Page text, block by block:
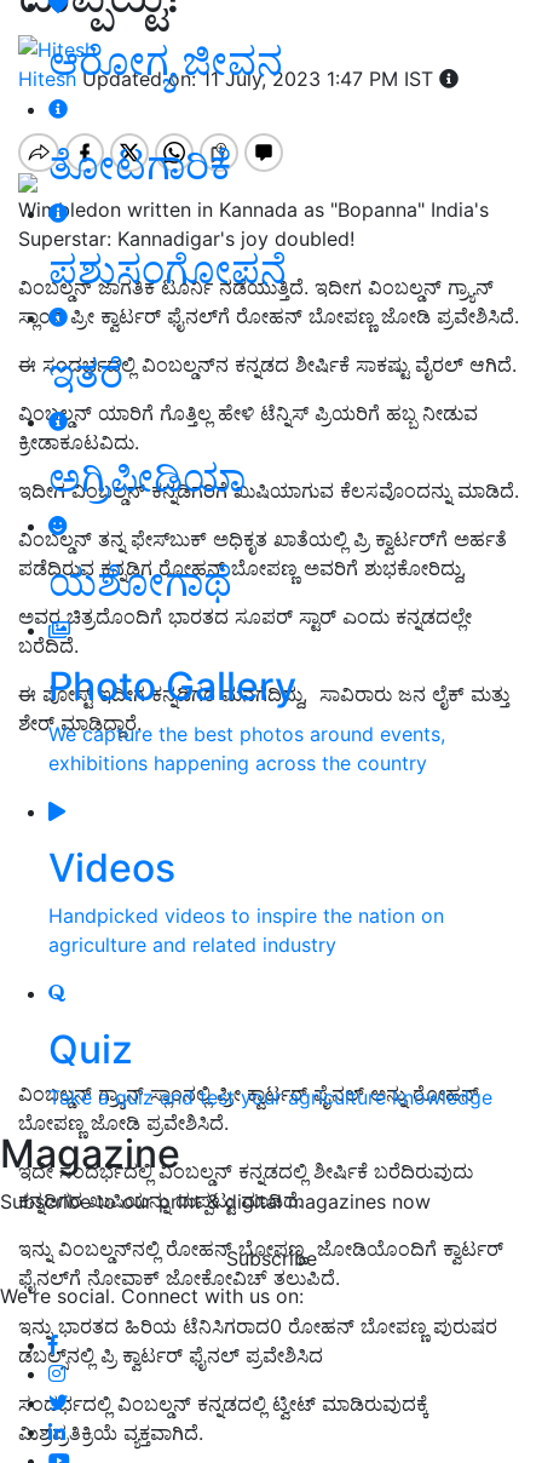
ಆರೋಗ್ಯ ಜೀವನ
ತೋಟಗಾರಿಕೆ
ಪಶುಸಂಗೋಪನೆ
ಇತರೆ
ಅಗ್ರಿಪೀಡಿಯಾ
ಯಶೋಗಾಥೆ
Photo Gallery
We capture the best photos around events,
exhibitions happening across the country
Videos
Handpicked videos to inspire the nation on
agriculture and related industry
Quiz
Take a quiz and test your agriculture knowledge
Magazine
Subscribe to our print & digital magazines now
Subscribe
We're social. Connect with us on:
Hitesh Updated on: 11 July, 2023 1:47 PM IST
Wimbledon written in Kannada as "Bopanna" India's
Superstar: Kannadigar's joy doubled!
ವಿಂಬಲ್ಡನ್‌ ಜಾಗತಿಕ ಟೂರ್ನಿ ನಡೆಯುತ್ತಿದೆ. ಇದೀಗ ವಿಂಬಲ್ಡನ್ ಗ್ರ್ಯಾನ್‌
ಸ್ಲಾಂನ ಪ್ರೀ ಕ್ವಾರ್ಟರ್ ಫೈನಲ್‌ಗೆ ರೋಹನ್ ಬೋಪಣ್ಣ ಜೋಡಿ ಪ್ರವೇಶಿಸಿದೆ.
ಈ ಸಂದರ್ಭದಲ್ಲಿ ವಿಂಬಲ್ಡನ್‌ನ ಕನ್ನಡದ ಶೀರ್ಷಿಕೆ ಸಾಕಷ್ಟು ವೈರಲ್‌ ಆಗಿದೆ.
ವಿಂಬಲ್ಡನ್‌ ಯಾರಿಗೆ ಗೊತ್ತಿಲ್ಲ ಹೇಳಿ ಟೆನ್ನಿಸ್‌ ಪ್ರಿಯರಿಗೆ ಹಬ್ಬ ನೀಡುವ
ಕ್ರೀಡಾಕೂಟವಿದು.
ಇದೀಗ ವಿಂಬಲ್ಡನ್‌ ಕನ್ನಡಿಗರಿಗೆ ಖುಷಿಯಾಗುವ ಕೆಲಸವೊಂದನ್ನು ಮಾಡಿದೆ.
ವಿಂಬಲ್ಡನ್‌ ತನ್ನ ಫೇಸ್‌ಬುಕ್‌ ಅಧಿಕೃತ ಖಾತೆಯಲ್ಲಿ ಪ್ರಿ ಕ್ವಾರ್ಟರ್‌ಗೆ ಅರ್ಹತೆ
ಪಡೆದಿರುವ ಕನ್ನಡಿಗ ರೋಹನ್‌ ಬೋಪಣ್ಣ ಅವರಿಗೆ ಶುಭಕೋರಿದ್ದು,
ಅವರ ಚಿತ್ರದೊಂದಿಗೆ ಭಾರತದ ಸೂಪರ್ ಸ್ಟಾರ್ ಎಂದು ಕನ್ನಡದಲ್ಲೇ
ಬರೆದಿದೆ.
ಈ ಪೋಸ್ಟ್‌ ಇದೀಗ ಕನ್ನಡಿಗರ ಮನಗೆದಿದ್ದು, ಸಾವಿರಾರು ಜನ ಲೈಕ್‌ ಮತ್ತು
ಶೇರ್‌ ಮಾಡಿದ್ದಾರೆ.
ವಿಂಬಲ್ಡನ್ ಗ್ರ್ಯಾನ್‌ ಸ್ಲಾಂನಲ್ಲಿ ಪ್ರೀ ಕ್ವಾರ್ಟರ್ ಫೈನಲ್ ಅನ್ನುರೋಹನ್
ಬೋಪಣ್ಣ ಜೋಡಿ ಪ್ರವೇಶಿಸಿದೆ.
ಇದೇ ಸಂದರ್ಭದಲ್ಲಿ ವಿಂಬಲ್ಡನ್‌ ಕನ್ನಡದಲ್ಲಿ ಶೀರ್ಷಿಕೆ ಬರೆದಿರುವುದು
ಕನ್ನಡಿಗರ ಖುಷಿಯನ್ನು ದುಪ್ಪಟ್ಟು ಮಾಡಿದೆ.
ಇನ್ನು ವಿಂಬಲ್ಡನ್‌ನಲ್ಲಿ ರೋಹನ್ ಬೋಪಣ್ಣಜೋಡಿಯೊಂದಿಗೆ ಕ್ವಾರ್ಟರ್
ಫೈನಲ್‌ಗೆ ನೋವಾಕ್ ಜೋಕೋವಿಚ್ ತಲುಪಿದೆ.
ಇನ್ನು ಭಾರತದ ಹಿರಿಯ ಟೆನಿಸಿಗರಾದ0 ರೋಹನ್‌ ಬೋಪಣ್ಣ ಪುರುಷರ
ಡಬಲ್ಸ್‌ನಲ್ಲಿ ಪ್ರಿ ಕ್ವಾರ್ಟರ್‌ ಫೈನಲ್‌ ಪ್ರವೇಶಿಸಿದ
ಸಂದರ್ಭದಲ್ಲಿ ವಿಂಬಲ್ಡನ್‌ ಕನ್ನಡದಲ್ಲಿ ಟ್ವೀಟ್‌ ಮಾಡಿರುವುದಕ್ಕೆ
ಮಿಶ್ರಪ್ರತಿಕ್ರಿಯೆ ವ್ಯಕ್ತವಾಗಿದೆ.